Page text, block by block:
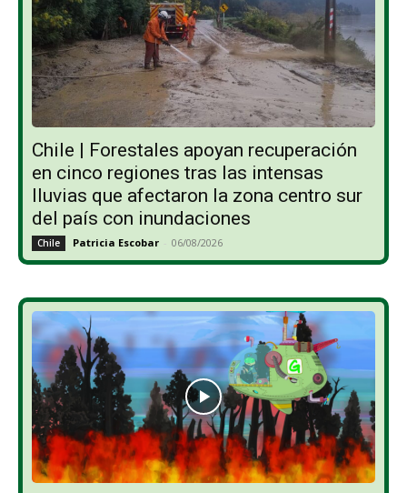
Chile | Forestales apoyan recuperación
en cinco regiones tras las intensas
lluvias que afectaron la zona centro sur
del país con inundaciones
Chile Patricia Escobar - 06/08/2026